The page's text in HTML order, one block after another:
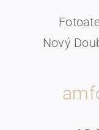
Nový